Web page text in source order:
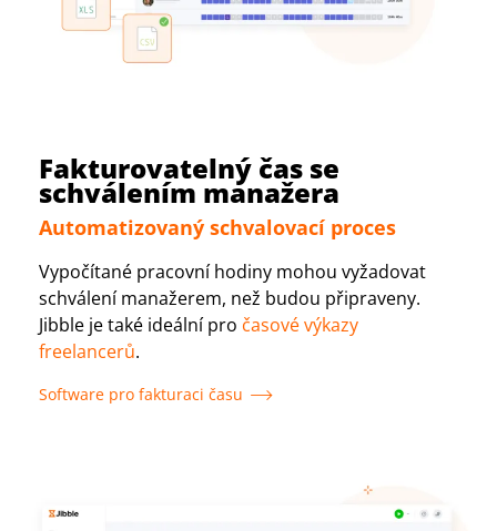
Fakturovatelný čas se
schválením manažera
Automatizovaný schvalovací proces
Vypočítané pracovní hodiny mohou vyžadovat
schválení manažerem, než budou připraveny.
Jibble je také ideální pro časové výkazy
freelancerů.
Software pro fakturaci času